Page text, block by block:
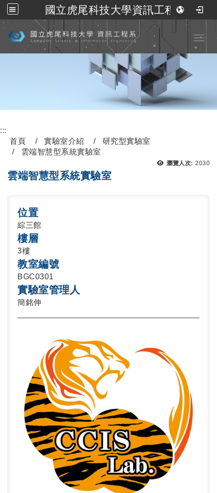
國立虎尾科技大學資訊工程系
跳到主要內容
:::
首頁
實驗室介紹
研究型實驗室
雲端智慧型系統實驗室
瀏覽人次: 2030
雲端智慧型系統實驗室
位置
綜三館
樓層
3樓
教室編號
BGC0301
實驗室管理人
簡銘伸